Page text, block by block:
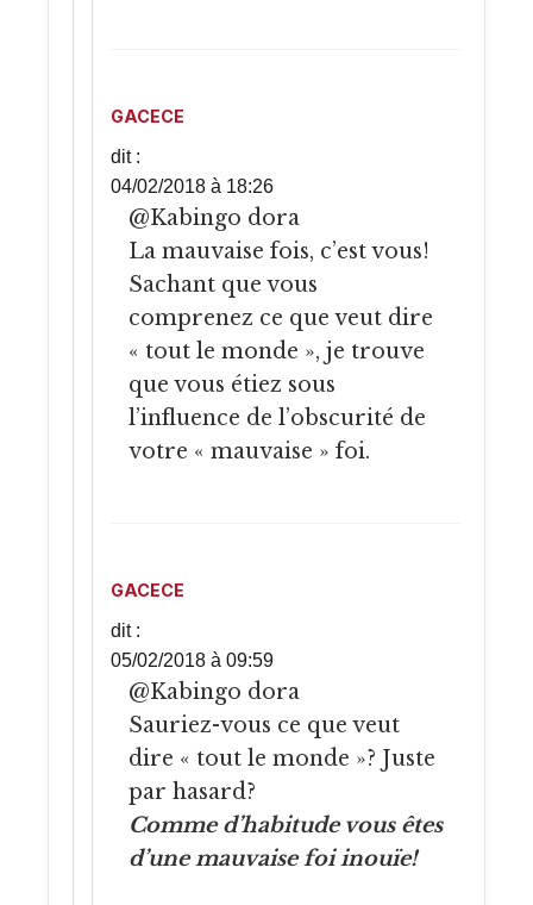
GACECE
dit :
04/02/2018 à 18:26
@Kabingo dora
La mauvaise fois, c’est vous!
Sachant que vous
comprenez ce que veut dire
« tout le monde », je trouve
que vous étiez sous
l’influence de l’obscurité de
votre « mauvaise » foi.
GACECE
dit :
05/02/2018 à 09:59
@Kabingo dora
Sauriez-vous ce que veut
dire « tout le monde »? Juste
par hasard?
Comme d’habitude vous êtes
d’une mauvaise foi inouïe!